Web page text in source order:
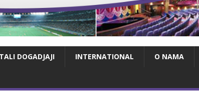
DOGADJAJI INTERNATIONAL O NAMA